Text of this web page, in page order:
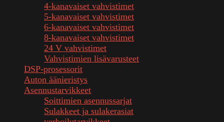
4-kanavaiset vahvistimet
5-kanavaiset vahvistimet
6-kanavaiset vahvistimet
8-kanavaiset vahvistimet
24 V vahvistimet
Vahvistimien lisävarusteet
DSP-prosessorit
Auton äänieristys
Asennustarvikkeet
Soittimien asennussarjat
Sulakkeet ja sulakerasiat